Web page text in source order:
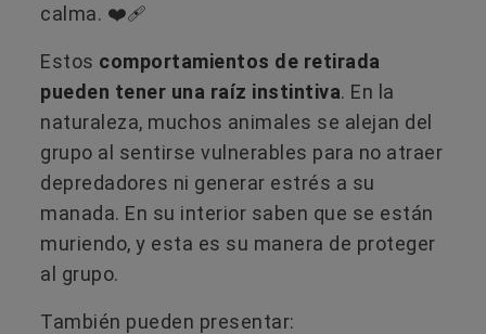
calma. ❤️‍🩹
Estos comportamientos de retirada
pueden tener una raíz instintiva. En la
naturaleza, muchos animales se alejan del
grupo al sentirse vulnerables para no atraer
depredadores ni generar estrés a su
manada. En su interior saben que se están
muriendo, y esta es su manera de proteger
al grupo.
También pueden presentar: